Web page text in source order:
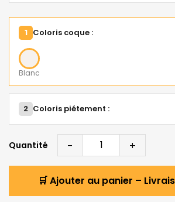
1 Coloris coque :
Blanc
2 Coloris piétement :
Quantité - +
🛒 Ajouter au panier –